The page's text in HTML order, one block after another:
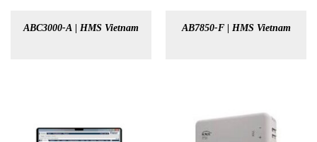
ABC3000-A | HMS Vietnam AB7850-F | HMS Vietnam